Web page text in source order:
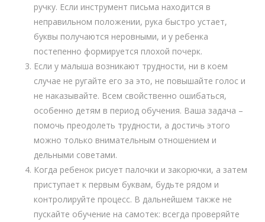
ручку. Если инструмент письма находится в
неправильном положении, рука быстро устает,
буквы получаются неровными, и у ребенка
постепенно формируется плохой почерк.
Если у малыша возникают трудности, ни в коем
случае не ругайте его за это, не повышайте голос и
не наказывайте. Всем свойственно ошибаться,
особенно детям в период обучения. Ваша задача –
помочь преодолеть трудности, а достичь этого
можно только внимательным отношением и
дельными советами.
Когда ребенок рисует палочки и закорючки, а затем
приступает к первым буквам, будьте рядом и
контролируйте процесс. В дальнейшем также не
пускайте обучение на самотек: всегда проверяйте